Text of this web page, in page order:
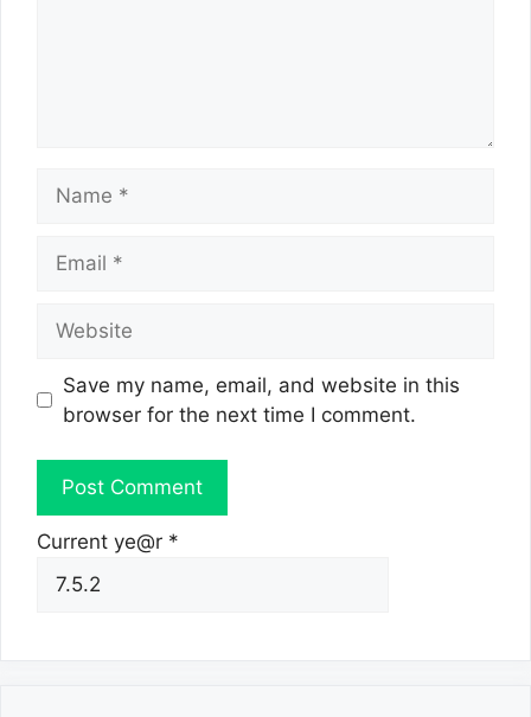
Save my name, email, and website in this
browser for the next time I comment.
Current ye@r *